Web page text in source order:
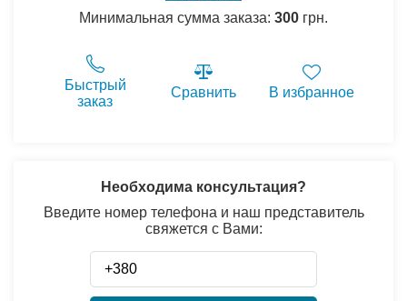
Минимальная сумма заказа: 300 грн.
Быстрый
заказ
Сравнить В избранное
Необходима консультация?
Введите номер телефона и наш представитель
свяжется с Вами: